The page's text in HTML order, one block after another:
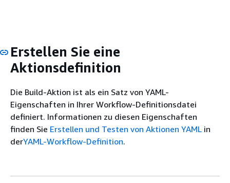
Erstellen Sie eine
Aktionsdefinition
Die Build-Aktion ist als ein Satz von YAML-
Eigenschaften in Ihrer Workflow-Definitionsdatei
definiert. Informationen zu diesen Eigenschaften
finden Sie Erstellen und Testen von Aktionen YAML in
derYAML-Workflow-Definition.